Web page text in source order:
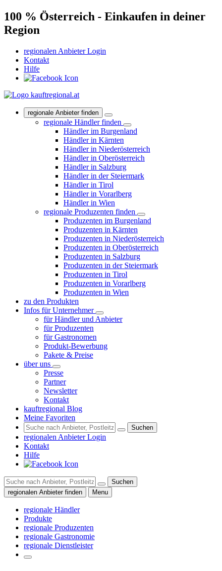
100 % Österreich - Einkaufen in deiner
Region
regionalen Anbieter Login
Kontakt
Hilfe
regionale Anbieter finden
regionale Händler finden
Händler im Burgenland
Händler in Kärnten
Händler in Niederösterreich
Händler in Oberösterreich
Händler in Salzburg
Händler in der Steiermark
Händler in Tirol
Händler in Vorarlberg
Händler in Wien
regionale Produzenten finden
Produzenten im Burgenland
Produzenten in Kärnten
Produzenten in Niederösterreich
Produzenten in Oberösterreich
Produzenten in Salzburg
Produzenten in der Steiermark
Produzenten in Tirol
Produzenten in Vorarlberg
Produzenten in Wien
zu den Produkten
Infos für Unternehmer
für Händler und Anbieter
für Produzenten
für Gastronomen
Produkt-Bewerbung
Pakete & Preise
über uns
Presse
Partner
Newsletter
Kontakt
kauftregional Blog
Meine Favoriten
Suchen
regionalen Anbieter Login
Kontakt
Hilfe
Suchen
regionalen Anbieter finden
Menu
regionale Händler
Produkte
regionale Produzenten
regionale Gastronomie
regionale Dienstleister